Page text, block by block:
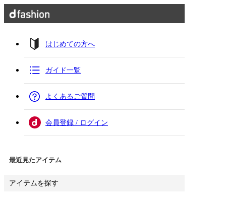
はじめての方へ
ガイド一覧
よくあるご質問
会員登録 / ログイン
最近見たアイテム
アイテムを探す